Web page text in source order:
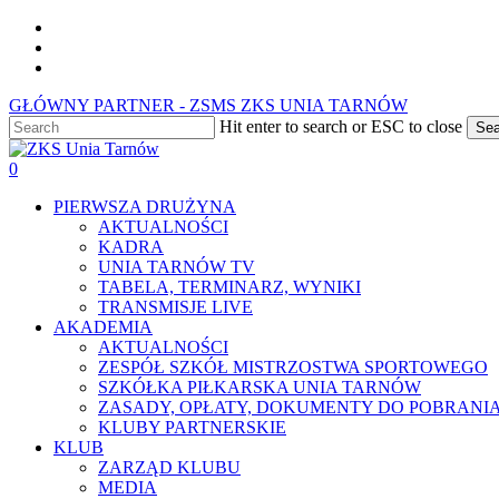
Skip
main
GŁÓWNY PARTNER - ZSMS ZKS UNIA TARNÓW
Hit enter to search or ESC to close
Close
Search
0
PIERWSZA DRUŻYNA
AKTUALNOŚCI
KADRA
UNIA TARNÓW TV
TABELA, TERMINARZ, WYNIKI
TRANSMISJE LIVE
AKADEMIA
AKTUALNOŚCI
ZESPÓŁ SZKÓŁ MISTRZOSTWA SPORTOWEGO
SZKÓŁKA PIŁKARSKA UNIA TARNÓW
ZASADY, OPŁATY, DOKUMENTY DO POBRANIA
KLUBY PARTNERSKIE
KLUB
ZARZĄD KLUBU
MEDIA